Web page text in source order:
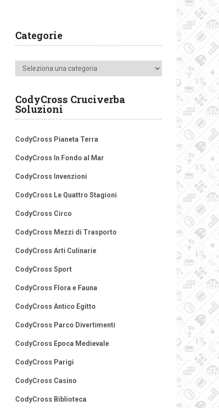
Categorie
Categorie
CodyCross Cruciverba
Soluzioni
CodyCross Pianeta Terra
CodyCross In Fondo al Mar
CodyCross Invenzioni
CodyCross Le Quattro Stagioni
CodyCross Circo
CodyCross Mezzi di Trasporto
CodyCross Arti Culinarie
CodyCross Sport
CodyCross Flora e Fauna
CodyCross Antico Egitto
CodyCross Parco Divertimenti
CodyCross Epoca Medievale
CodyCross Parigi
CodyCross Casino
CodyCross Biblioteca